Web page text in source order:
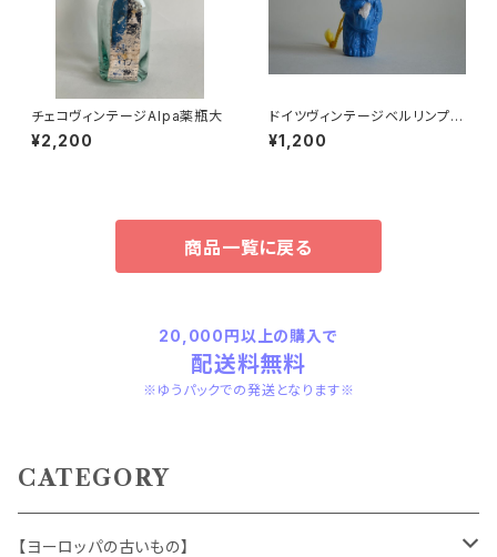
チェコヴィンテージAlpa薬瓶大
¥2,200
ドイツヴィンテージベルリンプラ
ベア青24
¥1,200
商品一覧に戻る
20,000円以上の購入で
配送料無料
※ゆうパックでの発送となります※
CATEGORY
【ヨーロッパの古いもの】